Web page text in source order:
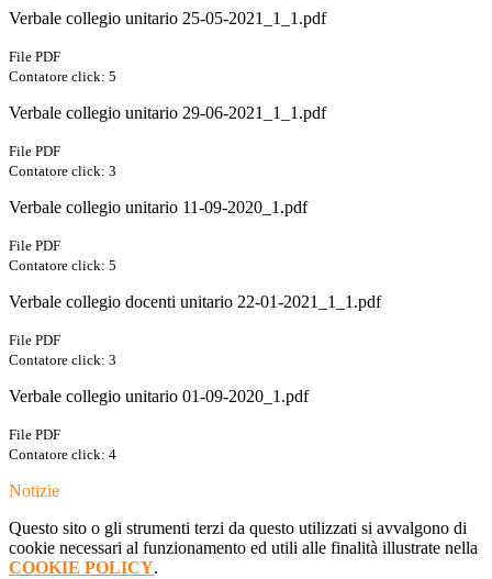
Verbale collegio unitario 25-05-2021_1_1.pdf
File PDF
Contatore click: 5
Verbale collegio unitario 29-06-2021_1_1.pdf
File PDF
Contatore click: 3
Verbale collegio unitario 11-09-2020_1.pdf
File PDF
Contatore click: 5
Verbale collegio docenti unitario 22-01-2021_1_1.pdf
File PDF
Contatore click: 3
Verbale collegio unitario 01-09-2020_1.pdf
File PDF
Contatore click: 4
Notizie
Questo sito o gli strumenti terzi da questo utilizzati si avvalgono di
cookie necessari al funzionamento ed utili alle finalità illustrate nella
COOKIE POLICY.